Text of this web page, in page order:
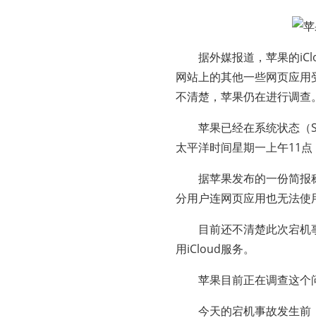
据外媒报道，苹果的
网站上的其他一些网页应
不清楚，苹果仍在进行调查
苹果已经在系统状态（
太平洋时间星期一上午11
据苹果发布的一份简报
分用户连网页应用也无法
目前还不清楚此次宕机
用iCloud服务。
苹果目前正在调查这个
今天的宕机事故发生前